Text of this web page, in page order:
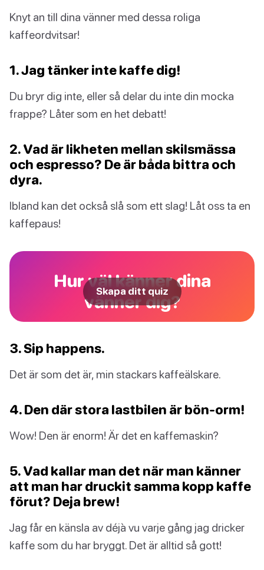
Knyt an till dina vänner med dessa roliga
kaffeordvitsar!
1. Jag tänker inte kaffe dig!
Du bryr dig inte, eller så delar du inte din mocka
frappe? Låter som en het debatt!
2. Vad är likheten mellan skilsmässa
och espresso? De är båda bittra och
dyra.
Ibland kan det också slå som ett slag! Låt oss ta en
kaffepaus!
Hur väl känner dina
vänner dig?
Skapa ditt quiz
3. Sip happens.
Det är som det är, min stackars kaffeälskare.
4. Den där stora lastbilen är bön-orm!
Wow! Den är enorm! Är det en kaffemaskin?
5. Vad kallar man det när man känner
att man har druckit samma kopp kaffe
förut? Deja brew!
Jag får en känsla av déjà vu varje gång jag dricker
kaffe som du har bryggt. Det är alltid så gott!